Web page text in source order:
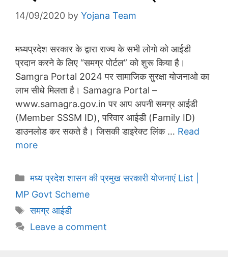
14/09/2020 by Yojana Team
मध्यप्रदेश सरकार के द्वारा राज्य के सभी लोगो को आईडी
प्रदान करने के लिए “समग्र पोर्टल” को शुरू किया है।
Samgra Portal 2024 पर सामाजिक सुरक्षा योजनाओ का
लाभ सीधे मिलता है। Samagra Portal –
www.samagra.gov.in पर आप अपनी समग्र आईडी
(Member SSSM ID), परिवार आईडी (Family ID)
डाउनलोड कर सकते है। जिसकी डाइरेक्ट लिंक … Read
more
Categories
मध्य प्रदेश शासन की प्रमुख सरकारी योजनाएं List |
MP Govt Scheme
Tags
समग्र आईडी
Leave a comment